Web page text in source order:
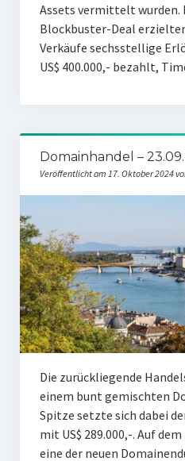
Assets vermittelt wurden.
Blockbuster-Deal
Verkäufe sechsstellige
US$ 400.000,- bezahlt,
Domainhandel –
Veröffentlicht am 17. Oktober 2024
Die zurückliegende
einem bunt gemischten
Spitze setzte sich dabei
mit US$ 289.000,-. Auf
eine der neuen